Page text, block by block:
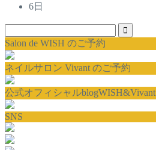
6日
Salon de WISH のご予約
ネイルサロン Vivant のご予約
公式オフィシャルblogWISH&Vivant
SNS